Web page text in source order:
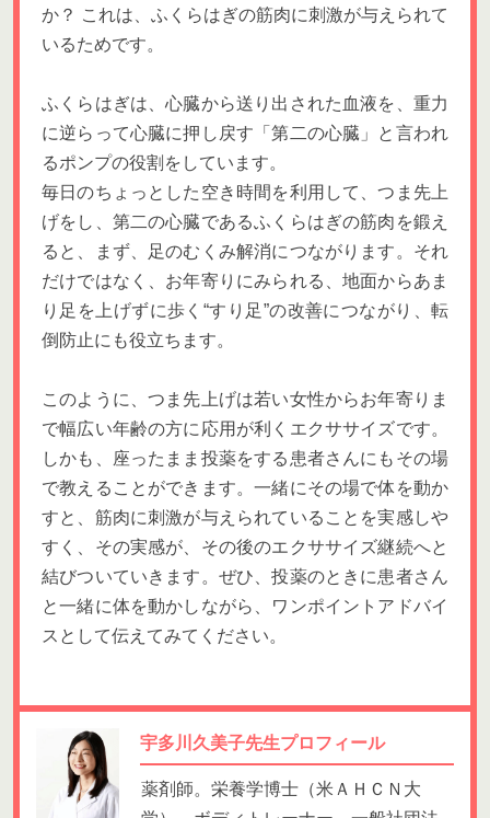
か？ これは、ふくらはぎの筋肉に刺激が与えられて
いるためです。
ふくらはぎは、心臓から送り出された血液を、重力
に逆らって心臓に押し戻す「第二の心臓」と言われ
るポンプの役割をしています。
毎日のちょっとした空き時間を利用して、つま先上
げをし、第二の心臓であるふくらはぎの筋肉を鍛え
ると、まず、足のむくみ解消につながります。それ
だけではなく、お年寄りにみられる、地面からあま
り足を上げずに歩く“すり足”の改善につながり、転
倒防止にも役立ちます。
このように、つま先上げは若い女性からお年寄りま
で幅広い年齢の方に応用が利くエクササイズです。
しかも、座ったまま投薬をする患者さんにもその場
で教えることができます。一緒にその場で体を動か
すと、筋肉に刺激が与えられていることを実感しや
すく、その実感が、その後のエクササイズ継続へと
結びついていきます。ぜひ、投薬のときに患者さん
と一緒に体を動かしながら、ワンポイントアドバイ
スとして伝えてみてください。
宇多川久美子先生プロフィール
薬剤師。栄養学博士（米ＡＨＣＮ大